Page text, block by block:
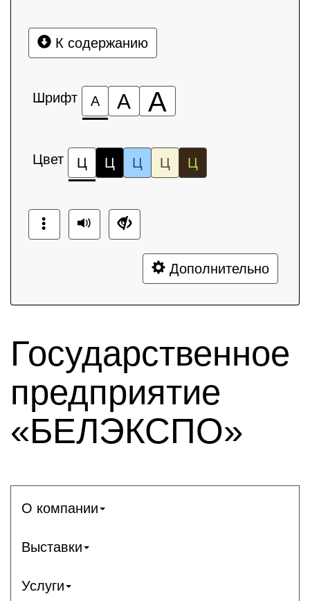
К содержанию
Шрифт А А А
Цвет Ц Ц Ц Ц Ц
Дополнительно
Государственное
предприятие
«БЕЛЭКСПО»
О компании
Выставки
Услуги